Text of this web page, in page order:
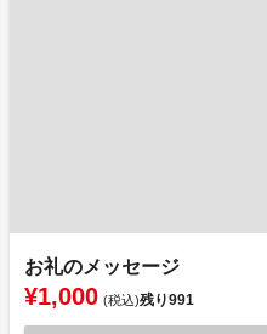
お礼のメッセージ
¥1,000 (税込)残り991